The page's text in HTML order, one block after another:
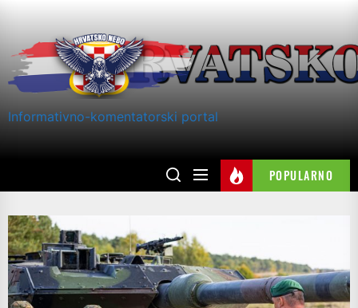
content
Informativno-komentatorski portal
POPULARNO